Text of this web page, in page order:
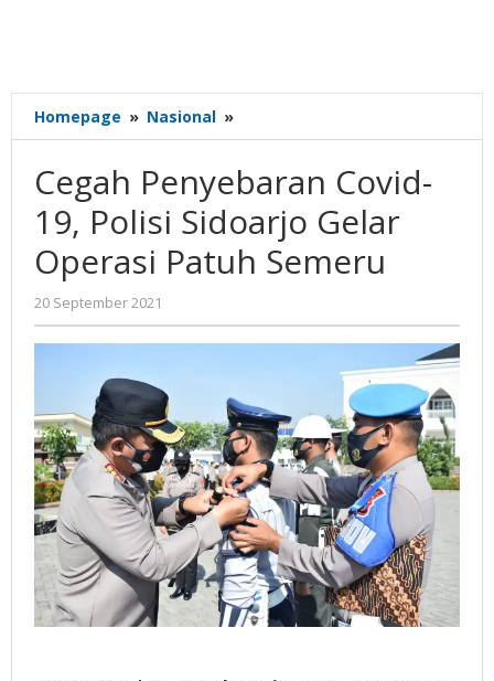
Homepage » Nasional »
Penyebaran
19,
Sidoarjo
Gelar
Operasi
Semeru
Cegah Penyebaran Covid-
19, Polisi Sidoarjo Gelar
Operasi Patuh Semeru
20 September 2021
Gatot
Susanto